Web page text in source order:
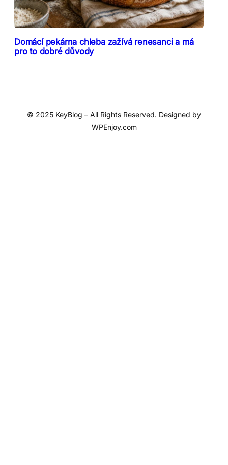
Domácí pekárna chleba zažívá renesanci a má
pro to dobré důvody
© 2025 KeyBlog – All Rights Reserved. Designed by
WPEnjoy.com